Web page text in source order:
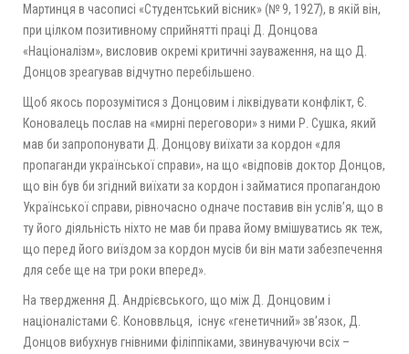
Мартинця в часописі «Студентський вісник» (№ 9, 1927), в якій він,
при цілком позитивному сприйнятті праці Д. Донцова
«Націоналізм», висловив окремі критичні зауваження, на що Д.
Донцов зреагував відчутно перебільшено.
Щоб якось порозумітися з Донцовим і ліквідувати конфлікт, Є.
Коновалець послав на «мирні переговори» з ними Р. Сушка, який
мав би запропонувати Д. Донцову виїхати за кордон «для
пропаганди української справи», на що «відповів доктор Донцов,
що він був би згідний виїхати за кордон і займатися пропагандою
Української справи, рівночасно одначе поставив він услів’я, що в
ту його діяльність ніхто не мав би права йому вмішуватись як теж,
що перед його виїздом за кордон мусів би він мати забезпечення
для себе ще на три роки вперед».
На твердження Д. Андрієвського, що між Д. Донцовим і
націоналістами Є. Коноввльця, існує «генетичний» зв’язок, Д.
Донцов вибухнув гнівними філіппіками, звинувачуючи всіх –